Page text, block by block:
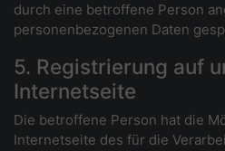
durch eine betroffene Person
personenbezogenen Daten
5. Registrierung auf
Internetseite
Die betroffene Person hat die
Internetseite des für die